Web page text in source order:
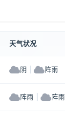
天气状况
阴 阵雨
阵雨 阵雨